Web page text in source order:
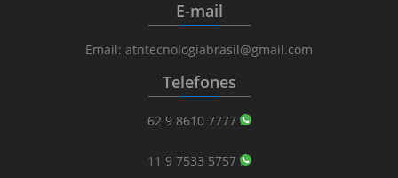
E-mail
_______________________
Email: atntecnologiabrasil@gmail.com
Telefones
_______________________
62 9 8610 7777
11 9 7533 5757